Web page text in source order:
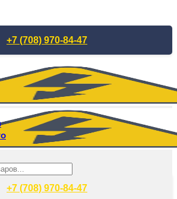
+7 (708) 970-84-47
+7 (708) 970-84-47